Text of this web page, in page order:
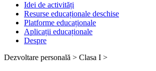
Idei de activități
Resurse educaționale deschise
Platforme educaționale
Aplicații educaționale
Despre
Dezvoltare personală > Clasa I >